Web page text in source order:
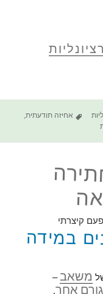
תגיות
אחיזה תודעתית,
על הקודקס החסר לחתירה
קיצרתי
במידה
משאב –
גורם אחר.